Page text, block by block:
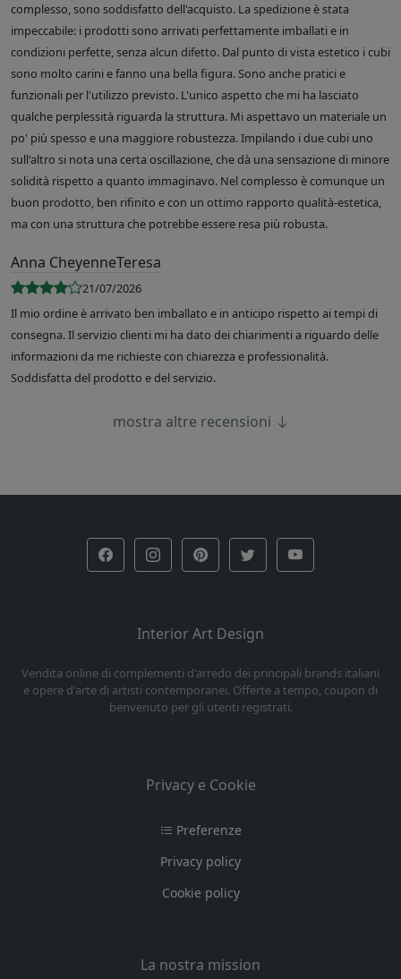
complesso, sono soddisfatto dell'acquisto. La spedizione è stata
impeccabile: i prodotti sono arrivati perfettamente imballati e in
condizioni perfette, senza alcun difetto. Dal punto di vista estetico i cubi
sono molto carini e fanno una bella figura. Sono anche pratici e
funzionali per l'utilizzo previsto. L'unico aspetto che mi ha lasciato
qualche perplessità riguarda la struttura. Mi aspettavo un materiale un
po' più spesso e una maggiore robustezza. Impilando i due cubi uno
sull'altro si nota una certa oscillazione, che dà una sensazione di minore
solidità rispetto a quanto immaginavo. Nel complesso è comunque un
buon prodotto, ben rifinito e con un ottimo rapporto qualità-estetica,
ma con una struttura che potrebbe essere resa più robusta.
Anna CheyenneTeresa
21/07/2026
Il mio ordine è arrivato ben imballato e in anticipo rispetto ai tempi di
consegna. Il servizio clienti mi ha dato dei chiarimenti a riguardo delle
informazioni da me richieste con chiarezza e professionalità.
Soddisfatta del prodotto e del servizio.
mostra altre recensioni
Interior Art Design
Vendita online di complementi d'arredo dei principali brands italiani
e opere d'arte di artisti contemporanei. Offerte a tempo, coupon di
benvenuto per gli utenti registrati.
Privacy e Cookie
Preferenze
Privacy policy
Cookie policy
La nostra mission